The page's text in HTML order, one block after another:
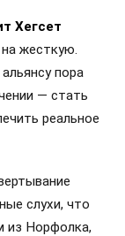
Хегсет
жесткую.
пора
— стать
реальное
слухи, что
из Норфолка,